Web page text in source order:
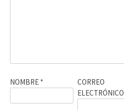
NOMBRE *
CORREO
ELECTRÓNICO